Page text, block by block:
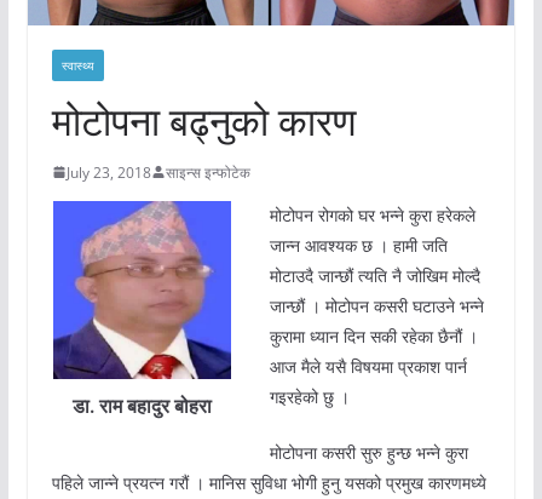
स्वास्थ्य
मोटोपना बढ्नुको कारण
July 23, 2018 साइन्स इन्फोटेक
डा. राम बहादुर बोहरा
मोटोपन रोगको घर भन्ने कुरा हरेकले
जान्न आवश्यक छ । हामी जति
मोटाउदै जान्छौं त्यति नै जोखिम मोल्दै
जान्छौं । मोटोपन कसरी घटाउने भन्ने
कुरामा ध्यान दिन सकी रहेका छैनौं ।
आज मैले यसै विषयमा प्रकाश पार्न
गइरहेको छु ।
मोटोपना कसरी सुरु हुन्छ भन्ने कुरा
पहिले जान्ने प्रयत्न गरौं । मानिस सुविधा भोगी हुनु यसको प्रमुख कारणमध्ये